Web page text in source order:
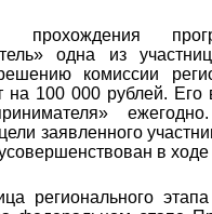
прохождения
одна из
комиссии
на 100 000 рублей.
заявленного
в ходе
регионального